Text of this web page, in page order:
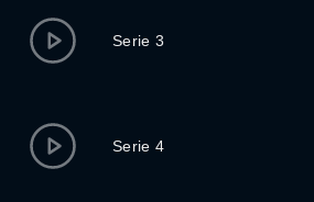
Serie 3
Serie 4